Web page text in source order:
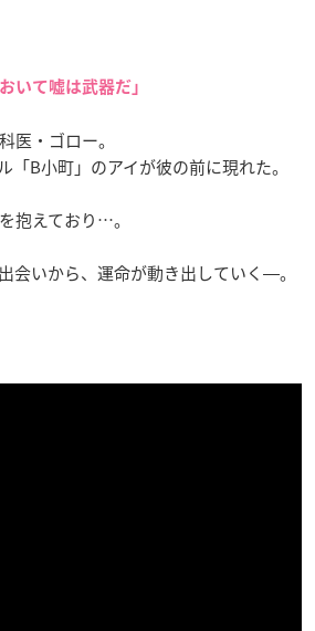
いて嘘は武器だ」
医・ゴロー。
「B小町」のアイが彼の前に現れた。
抱えており…。
会いから、運命が動き出していく―。